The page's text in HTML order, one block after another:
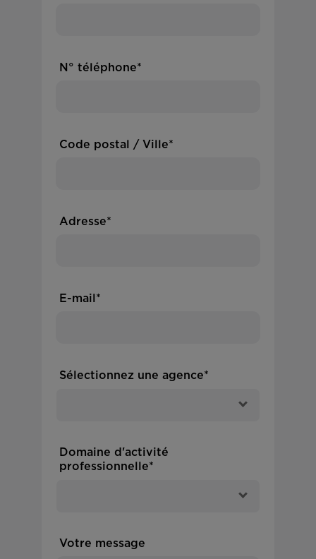
N° téléphone*
Code postal / Ville*
Adresse*
E-mail*
Sélectionnez une agence*
Domaine d'activité
professionnelle*
Votre message